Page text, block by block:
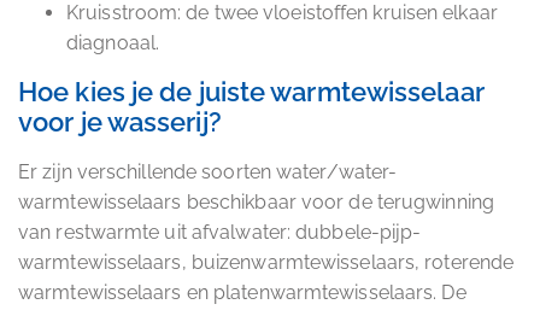
Kruisstroom: de twee vloeistoffen kruisen elkaar
diagnoaal.
Hoe kies je de juiste warmtewisselaar
voor je wasserij?
Er zijn verschillende soorten water/water-
warmtewisselaars beschikbaar voor de terugwinning
van restwarmte uit afvalwater: dubbele-pijp-
warmtewisselaars, buizenwarmtewisselaars, roterende
warmtewisselaars en platenwarmtewisselaars. De